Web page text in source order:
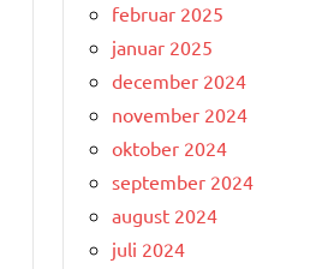
februar 2025
januar 2025
december 2024
november 2024
oktober 2024
september 2024
august 2024
juli 2024